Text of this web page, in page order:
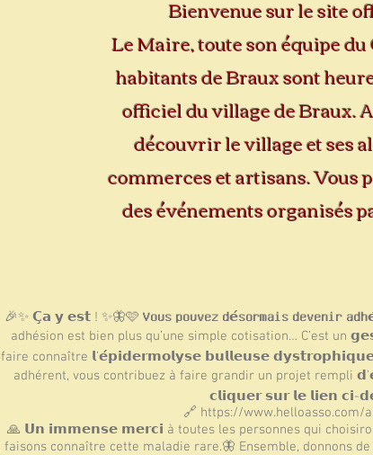
Bienvenue sur le site
Le Maire, toute son équipe
habitants de Braux sont
officiel du village de Braux.
découvrir le village et ses
commerces et artisans.
des événements organisés
🎉✨ 𝗖̧𝗮 𝘆 𝗲𝘀𝘁 ! ✨🦋🩷 𝗩𝗼𝘂𝘀 𝗽𝗼𝘂𝘃𝗲𝘇 𝗱𝗲́𝘀𝗼𝗿𝗺𝗮𝗶𝘀 𝗱𝗲𝘃𝗲𝗻𝗶𝗿
adhésion est bien plus qu’une simple cotisation… C’est un
faire connaître 𝗹’𝗲́𝗽𝗶𝗱𝗲𝗿𝗺𝗼𝗹𝘆𝘀𝗲 𝗯𝘂𝗹𝗹𝗲𝘂𝘀𝗲 𝗱𝘆𝘀𝘁𝗿𝗼𝗽𝗵𝗶𝗾𝘂𝗲
adhérent, vous contribuez à faire grandir un projet rempli
𝗰𝗹𝗶𝗾𝘂𝗲𝗿 𝘀𝘂𝗿 𝗹𝗲 𝗹𝗶𝗲𝗻 𝗰𝗶-
🔗 https://www.helloasso.com/
🙏 𝗨𝗻 𝗶𝗺𝗺𝗲𝗻𝘀𝗲 𝗺𝗲𝗿𝗰𝗶 à toutes les personnes qui
faisons connaître cette maladie rare.🦋 Ensemble, donnons